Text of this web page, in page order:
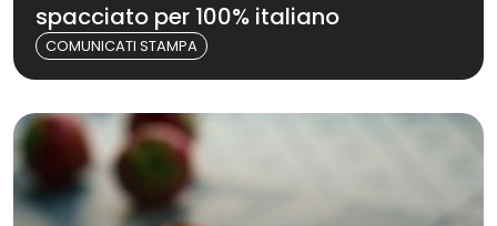
spacciato per 100% italiano
COMUNICATI STAMPA